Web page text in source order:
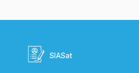
SIASat